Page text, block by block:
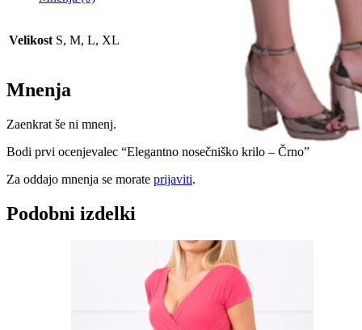
Velikost S, M, L, XL
Mnenja
Zaenkrat še ni mnenj.
Bodi prvi ocenjevalec “Elegantno nosečniško krilo – Črno”
Za oddajo mnenja se morate prijaviti.
Podobni izdelki